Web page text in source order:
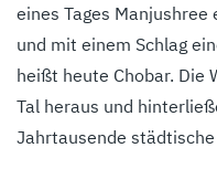
eines Tages
und mit einem Schlag
heißt heute Chobar. Die
Tal heraus und
Jahrtausende